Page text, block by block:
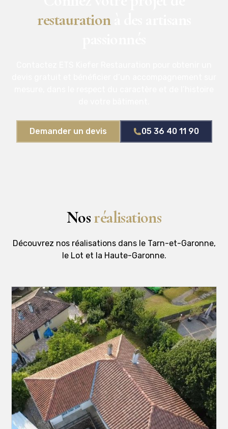
restaurationà des artisans
Demander un devis 05 36 40 11 90
Nosréalisations
Découvrez nos réalisations dans le Tarn-et-Garonne,
le Lot et la Haute-Garonne.